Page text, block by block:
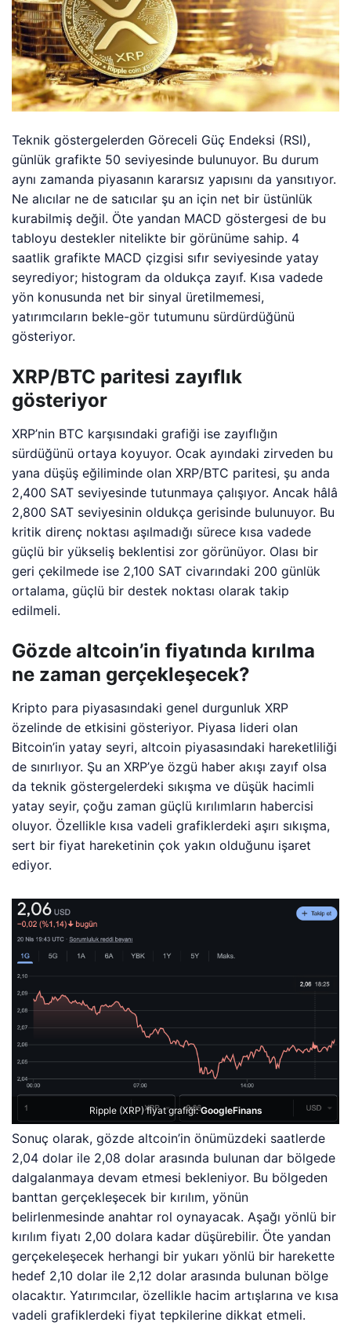
Teknik göstergelerden Göreceli Güç Endeksi (RSI),
günlük grafikte 50 seviyesinde bulunuyor. Bu durum
aynı zamanda piyasanın kararsız yapısını da yansıtıyor.
Ne alıcılar ne de satıcılar şu an için net bir üstünlük
kurabilmiş değil. Öte yandan MACD göstergesi de bu
tabloyu destekler nitelikte bir görünüme sahip. 4
saatlik grafikte MACD çizgisi sıfır seviyesinde yatay
seyrediyor; histogram da oldukça zayıf. Kısa vadede
yön konusunda net bir sinyal üretilmemesi,
yatırımcıların bekle-gör tutumunu sürdürdüğünü
gösteriyor.
XRP/BTC paritesi zayıflık
gösteriyor
XRP’nin BTC karşısındaki grafiği ise zayıflığın
sürdüğünü ortaya koyuyor. Ocak ayındaki zirveden bu
yana düşüş eğiliminde olan XRP/BTC paritesi, şu anda
2,400 SAT seviyesinde tutunmaya çalışıyor. Ancak hâlâ
2,800 SAT seviyesinin oldukça gerisinde bulunuyor. Bu
kritik direnç noktası aşılmadığı sürece kısa vadede
güçlü bir yükseliş beklentisi zor görünüyor. Olası bir
geri çekilmede ise 2,100 SAT civarındaki 200 günlük
ortalama, güçlü bir destek noktası olarak takip
edilmeli.
Gözde altcoin’in fiyatında kırılma
ne zaman gerçekleşecek?
Kripto para piyasasındaki genel durgunluk XRP
özelinde de etkisini gösteriyor. Piyasa lideri olan
Bitcoin’in yatay seyri, altcoin piyasasındaki hareketliliği
de sınırlıyor. Şu an XRP’ye özgü haber akışı zayıf olsa
da teknik göstergelerdeki sıkışma ve düşük hacimli
yatay seyir, çoğu zaman güçlü kırılımların habercisi
oluyor. Özellikle kısa vadeli grafiklerdeki aşırı sıkışma,
sert bir fiyat hareketinin çok yakın olduğunu işaret
ediyor.
Ripple (XRP) fiyat grafiği:GoogleFinans
Sonuç olarak, gözde altcoin’in önümüzdeki saatlerde
2,04 dolar ile 2,08 dolar arasında bulunan dar bölgede
dalgalanmaya devam etmesi bekleniyor. Bu bölgeden
banttan gerçekleşecek bir kırılım, yönün
belirlenmesinde anahtar rol oynayacak. Aşağı yönlü bir
kırılım fiyatı 2,00 dolara kadar düşürebilir. Öte yandan
gerçekeleşecek herhangi bir yukarı yönlü bir harekette
hedef 2,10 dolar ile 2,12 dolar arasında bulunan bölge
olacaktır. Yatırımcılar, özellikle hacim artışlarına ve kısa
vadeli grafiklerdeki fiyat tepkilerine dikkat etmeli.